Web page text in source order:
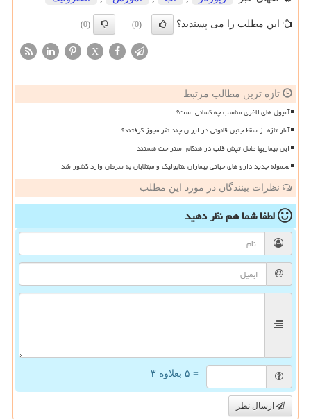
این مطلب را می پسندید؟ (0)
(0)
X
تازه ترین مطالب مرتبط
آمپول های لاغری مناسب چه کسانی است؟
آمار تازه از سقط جنین قانونی در ایران چند نفر مجوز گرفتند؟
این بیماریها عامل تپش قلب در هنگام استراحت هستند
محموله جدید دارو های حیاتی بیماران متابولیک و مبتلایان به سرطان وارد کشور شد
نظرات بینندگان در مورد این مطلب
لطفا شما همنظر دهید
= ۵ بعلاوه ۳
ارسال نظر